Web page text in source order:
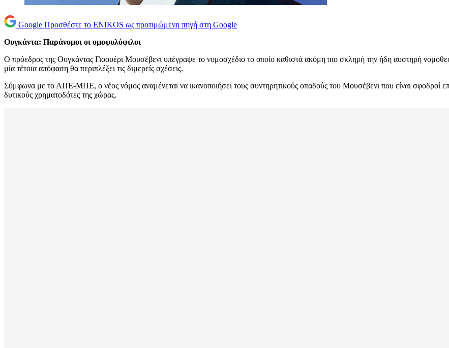
Google Προσθέστε το ENIKOS ως προτιμώμενη πηγή στη Google
Ουγκάντα: Παράνομοι οι ομοφυλόφιλοι
Ο πρόεδρος της Ουγκάντας Γιοουέρι Μουσέβενι υπέγραψε το νομοσχέδιο το οποίο καθιστά ακόμη πιο σκληρή την ήδη αυστηρή
μία τέτοια απόφαση θα περιπλέξει τις διμερείς σχέσεις.
Σύμφωνα με το ΑΠΕ-ΜΠΕ, ο νέος νόμος αναμένεται να ικανοποιήσει τους συντηρητικούς οπαδούς του Μουσέβενι που είναι σφοδροί
δυτικούς χρηματοδότες της χώρας.